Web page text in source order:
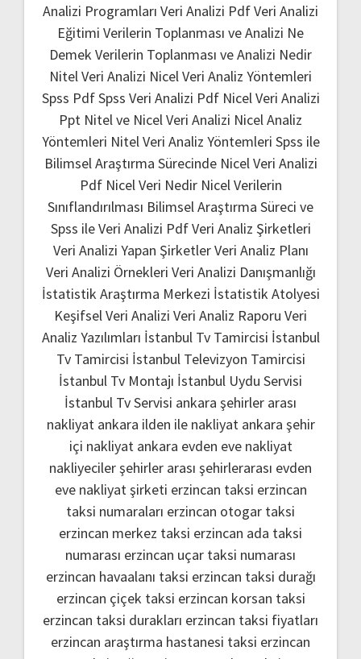
Analizi Programları Veri Analizi PdfVeri Analizi
Eğitimi Verilerin Toplanması ve Analizi Ne
Demek Verilerin Toplanması ve Analizi Nedir
Nitel Veri Analizi Nicel Veri Analiz Yöntemleri
Spss PdfSpss Veri Analizi Pdf Nicel Veri Analizi
Ppt Nitel ve Nicel Veri Analizi Nicel Analiz
Yöntemleri Nitel Veri Analiz Yöntemleri Spss ile
Bilimsel Araştırma Sürecinde Nicel Veri Analizi
Pdf Nicel Veri Nedir Nicel Verilerin
Sınıflandırılması Bilimsel Araştırma Süreci ve
Spss ile Veri Analizi PdfVeri Analiz Şirketleri
Veri Analizi Yapan ŞirketlerVeri Analiz Planı
Veri Analizi Örnekleri Veri Analizi Danışmanlığı
İstatistik Araştırma Merkezi İstatistik Atolyesi
Keşifsel Veri Analizi Veri Analiz Raporu Veri
Analiz Yazılımları İstanbul Tv Tamircisi İstanbul
Tv Tamircisi İstanbul Televizyon Tamircisi
İstanbul Tv Montajı İstanbul Uydu Servisi
İstanbul Tv Servisi ankara şehirler arası
nakliyat ankara ilden ile nakliyat ankara şehir
içi nakliyat ankara evden eve nakliyat
nakliyeciler şehirler arası şehirlerarası evden
eve nakliyat şirketi erzincan taksi erzincan
taksi numaraları erzincan otogar taksi
erzincan merkez taksi erzincan ada taksi
numarası erzincan uçar taksi numarası
erzincan havaalanı taksi erzincan taksi durağı
erzincan çiçek taksi erzincan korsan taksi
erzincan taksi durakları erzincan taksi fiyatları
erzincan araştırma hastanesi taksi erzincan